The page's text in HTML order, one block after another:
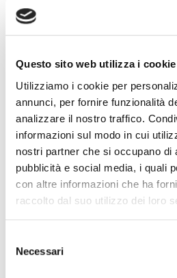
Questo sito web utilizza i cookie
Utilizziamo i cookie per
annunci, per fornire funzionalità
analizzare il nostro traffico.
informazioni sul modo in cui
nostri partner che si occupano di
pubblicità e social media, i quali
con altre informazioni che ha
raccolto dal suo utilizzo dei loro
delNecessari
Le settimane appena
prova la lettura dei mercati in
30.04.2026